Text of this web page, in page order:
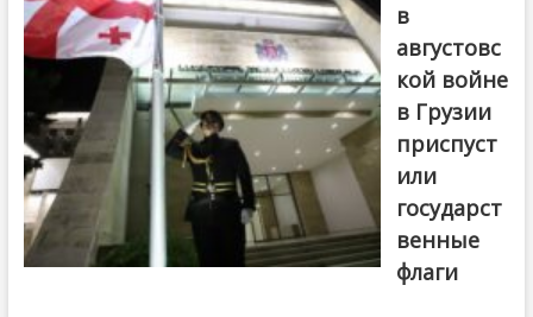
в
августовс
кой войне
в Грузии
приспуст
или
государст
венные
флаги